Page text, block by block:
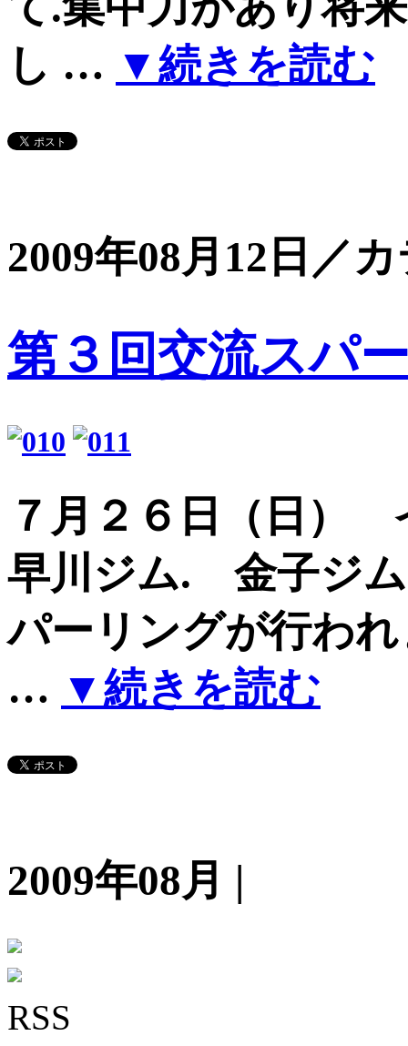
し … ▼続きを読む
2009年08月12日／
第３回交流スパ
７月２６日（日）
早川ジム. 金子ジ
パーリングが行わ
… ▼続きを読む
2009年08月 |
RSS